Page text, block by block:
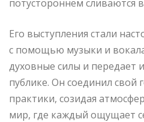
потустороннем сливаются
Его выступления стали
с помощью музыки и
духовные силы и передает
публике. Он соединил свой
практики, созидая
мир, где каждый ощущает